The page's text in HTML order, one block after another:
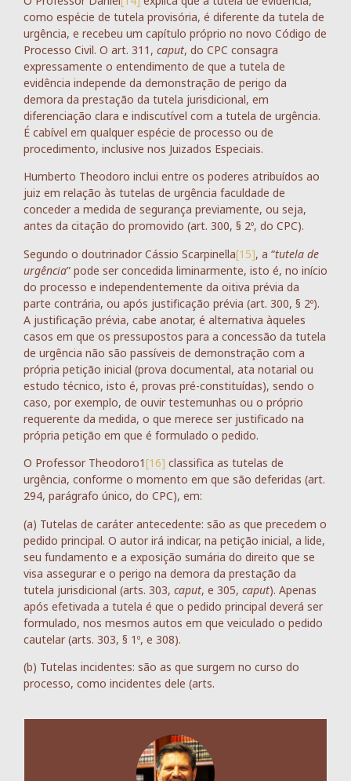
como espécie de tutela provisória, é diferente da tutela de
urgência, e recebeu um capítulo próprio no novo Código de
Processo Civil. O art. 311, caput, do CPC consagra
expressamente o entendimento de que a tutela de
evidência independe da demonstração de perigo da
demora da prestação da tutela jurisdicional, em
diferenciação clara e indiscutível com a tutela de urgência.
É cabível em qualquer espécie de processo ou de
procedimento, inclusive nos Juizados Especiais.
Humberto Theodoro inclui entre os poderes atribuídos ao
juiz em relação às tutelas de urgência faculdade de
conceder a medida de segurança previamente, ou seja,
antes da citação do promovido (art. 300, § 2º, do CPC).
Segundo o doutrinador Cássio Scarpinella[15], a “tutela de
urgência” pode ser concedida liminarmente, isto é, no início
do processo e independentemente da oitiva prévia da
parte contrária, ou após justificação prévia (art. 300, § 2º).
A justificação prévia, cabe anotar, é alternativa àqueles
casos em que os pressupostos para a concessão da tutela
de urgência não são passíveis de demonstração com a
própria petição inicial (prova documental, ata notarial ou
estudo técnico, isto é, provas pré-constituídas), sendo o
caso, por exemplo, de ouvir testemunhas ou o próprio
requerente da medida, o que merece ser justificado na
própria petição em que é formulado o pedido.
O Professor Theodoro1[16] classifica as tutelas de
urgência, conforme o momento em que são deferidas (art.
294, parágrafo único, do CPC), em:
(a) Tutelas de caráter antecedente: são as que precedem o
pedido principal. O autor irá indicar, na petição inicial, a lide,
seu fundamento e a exposição sumária do direito que se
visa assegurar e o perigo na demora da prestação da
tutela jurisdicional (arts. 303, caput, e 305, caput). Apenas
após efetivada a tutela é que o pedido principal deverá ser
formulado, nos mesmos autos em que veiculado o pedido
cautelar (arts. 303, § 1º, e 308).
(b) Tutelas incidentes: são as que surgem no curso do
processo, como incidentes dele (arts.